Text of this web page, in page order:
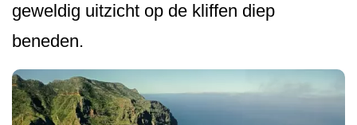
geweldig uitzicht op de kliffen diep
beneden.